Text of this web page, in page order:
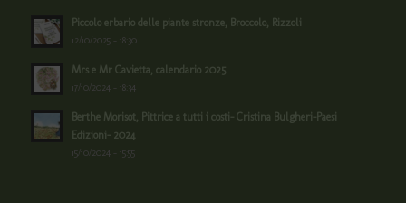
Piccolo erbario delle piante stronze, Broccolo, Rizzoli
12/10/2025 - 18:30
Mrs e Mr Cavietta, calendario 2025
17/10/2024 - 18:34
Berthe Morisot, Pittrice a tutti i costi- Cristina Bulgheri-Paesi
Edizioni- 2024
15/10/2024 - 15:55